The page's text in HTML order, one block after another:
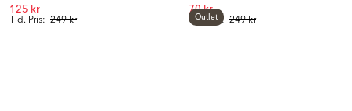
Tid. Pris: 249 kr
125 kr
Tid. Pris: 249 kr
70 kr
Outlet